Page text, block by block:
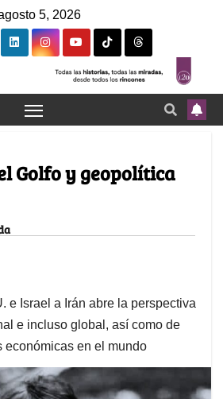
5, 2026
Golfo y geopolítica
e Israel a Irán abre la perspectiva
e incluso global, así como de
económicas en el mundo